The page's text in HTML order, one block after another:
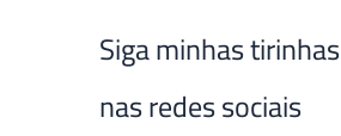
Siga minhas tirinhas
nas redes sociais